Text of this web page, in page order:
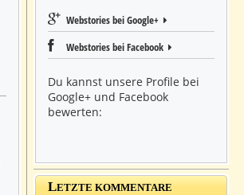
Webstories bei Google+
Webstories bei Facebook
Du kannst unsere Profile bei
Google+ und Facebook
bewerten:
LETZTE KOMMENTARE